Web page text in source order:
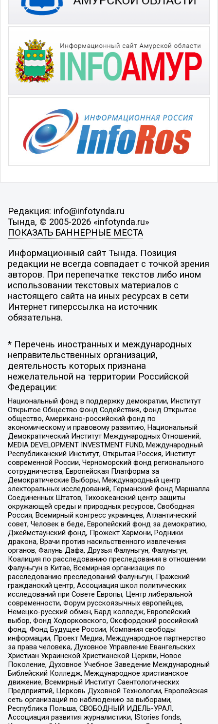
Редакция: info@infotynda.ru
Тында, © 2005-2026 «infotynda.ru»
ПОКАЗАТЬ БАННЕРНЫЕ МЕСТА
Информационный сайт Тында. Позиция
редакции не всегда совпадает с точкой зрения
авторов. При перепечатке текстов либо ином
использовании текстовых материалов с
настоящего сайта на иных ресурсах в сети
Интернет гиперссылка на источник
обязательна.
* Перечень иностранных и международных
неправительственных организаций,
деятельность которых признана
нежелательной на территории Российской
Федерации:
Национальный фонд в поддержку демократии, Институт
Открытое Общество Фонд Содействия, Фонд Открытое
общество, Американо-российский фонд по
экономическому и правовому развитию, Национальный
Демократический Институт Международных Отношений,
MEDIA DEVELOPMENT INVESTMENT FUND, Международный
Республиканский Институт, Открытая Россия, Институт
современной России, Черноморский фонд регионального
сотрудничества, Европейская Платформа за
Демократические Выборы, Международный центр
электоральных исследований, Германский фонд Маршалла
Соединенных Штатов, Тихоокеанский центр защиты
окружающей среды и природных ресурсов, Свободная
Россия, Всемирный конгресс украинцев, Атлантический
совет, Человек в беде, Европейский фонд за демократию,
Джеймстаунский фонд, Прожект Хармони, Родники
дракона, Врачи против насильственного извлечения
органов, Фалунь Дафа, Друзья Фалуньгун, Фалуньгун,
Коалиция по расследованию преследования в отношении
Фалуньгун в Китае, Всемирная организация по
расследованию преследований Фалуньгун, Пражский
гражданский центр, Ассоциация школ политических
исследований при Совете Европы, Центр либеральной
современности, Форум русскоязычных европейцев,
Немецко-русский обмен, Бард колледж, Европейский
выбор, Фонд Ходорковского, Оксфордский российский
фонд, Фонд Будущее России, Компания свободы
информации, Проект Медиа, Международное партнерство
за права человека, Духовное Управление Евангельских
Христиан Украинской Христианской Церкви, Новое
Поколение, Духовное Учебное Заведение Международный
Библейский Колледж, Международное христианское
движение, Всемирный Институт Саентологических
Предприятий, Церковь Духовной Технологии, Европейская
сеть организаций по наблюдению за выборами,
Республика Польша, СВОБОДНЫЙ ИДЕЛЬ-УРАЛ,
Ассоциация развития журналистики, IStories fonds,